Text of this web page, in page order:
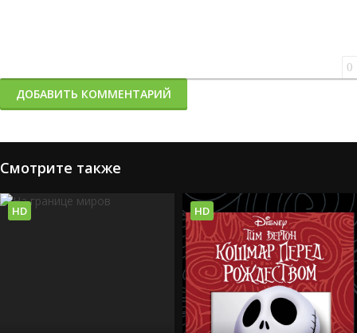
0
ДОБАВИТЬ КОММЕНТАРИЙ
Смотрите также
HD HD